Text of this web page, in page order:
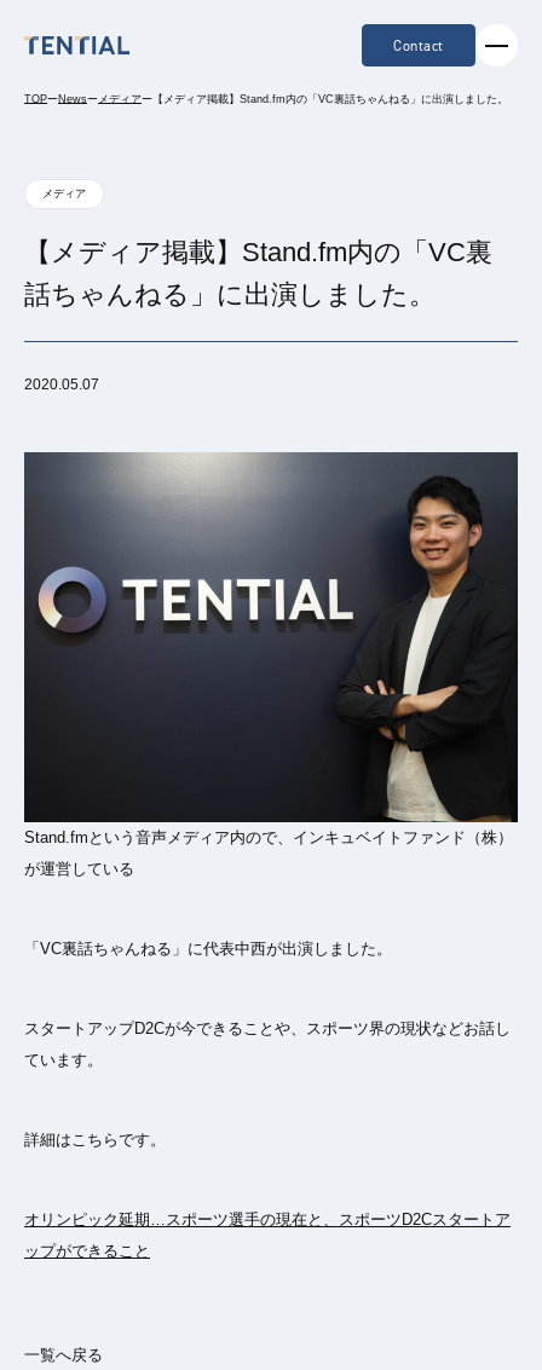
Contact
TOPーNewsーメディアー 【メディア掲載】Stand.fm内の「VC裏話ちゃんねる」に出演しました。
メディア
【メディア掲載】Stand.fm内の「VC裏
話ちゃんねる」に出演しました。
2020.05.07
Stand.fmという音声メディア内ので、インキュベイトファンド（株）
が運営している
「VC裏話ちゃんねる」に代表中西が出演しました。
スタートアップD2Cが今できることや、スポーツ界の現状などお話し
ています。
詳細はこちらです。
オリンピック延期…スポーツ選手の現在と、スポーツD2Cスタートア
ップができること
一覧へ戻る